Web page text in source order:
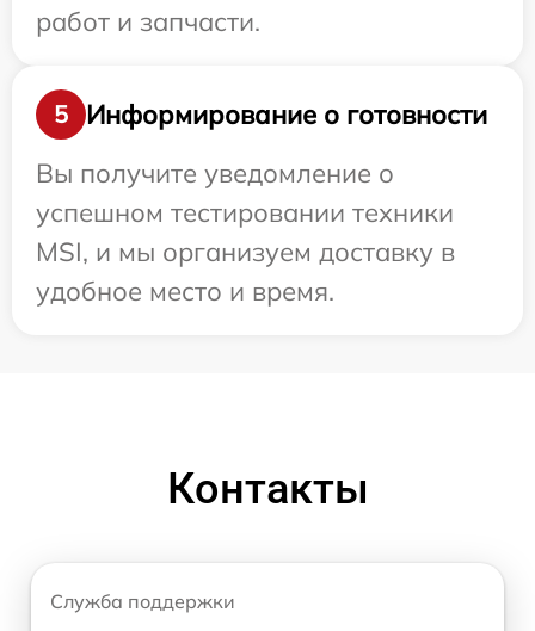
работ и запчасти.
5
Информирование о готовности
Вы получите уведомление о
успешном тестировании техники
MSI, и мы организуем доставку в
удобное место и время.
Контакты
Служба поддержки